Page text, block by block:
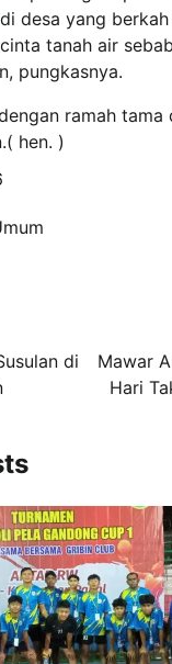
desa yang
tanah air
pungkasnya.
ramah tama
hen. )
di
Mawar
Hari